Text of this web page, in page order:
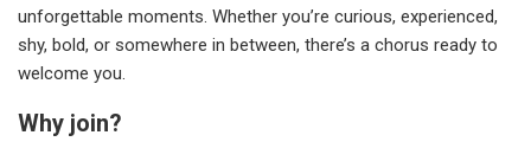
unforgettable moments. Whether you’re curious, experienced,
shy, bold, or somewhere in between, there’s a chorus ready to
welcome you.
Why join?